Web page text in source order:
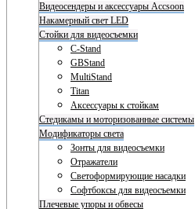
Видеосендеры и аксессуары Accsoon
Накамерный свет LED
Стойки для видеосъемки
C-Stand
GBStand
MultiStand
Titan
Аксессуары к стойкам
Стедикамы и моторизованные системы
Модификаторы света
Зонты для видеосъемки
Отражатели
Светоформирующие насадки
Софтбоксы для видеосъемки
Плечевые упоры и обвесы